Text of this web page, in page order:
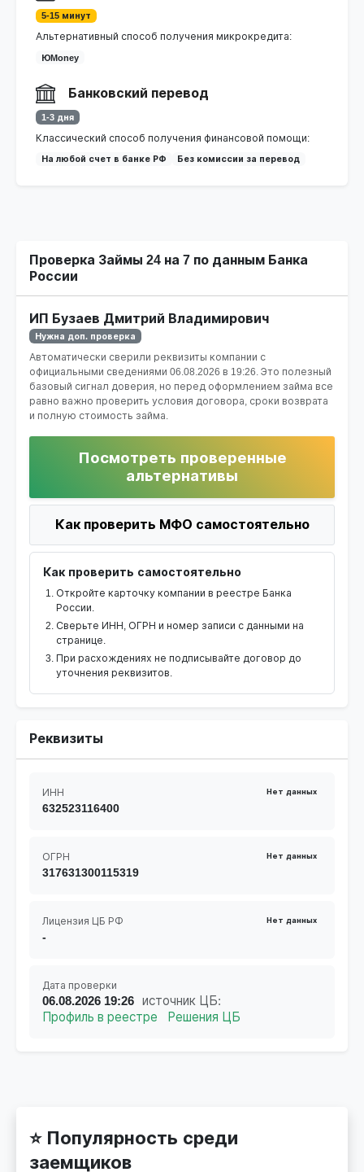
5-15 минут
Альтернативный способ получения микрокредита:
ЮMoney
Банковский перевод
1-3 дня
Классический способ получения финансовой помощи:
На любой счет в банке РФ Без комиссии за перевод
Проверка Займы 24 на 7 по данным Банка
России
ИП Бузаев Дмитрий Владимирович
Нужна доп. проверка
Автоматически сверили реквизиты компании с
официальными сведениями 06.08.2026 в 19:26 . Это полезный
базовый сигнал доверия, но перед оформлением займа все
равно важно проверить условия договора, сроки возврата
и полную стоимость займа.
Посмотреть проверенные
альтернативы
Как проверить МФО самостоятельно
Как проверить самостоятельно
Откройте карточку компании в реестре Банка
России.
Сверьте ИНН, ОГРН и номер записи с данными на
странице.
При расхождениях не подписывайте договор до
уточнения реквизитов.
Реквизиты
ИНН Нет данных
632523116400
ОГРН Нет данных
317631300115319
Лицензия ЦБ РФ Нет данных
-
Дата проверки
06.08.2026 19:26 источник ЦБ:
Профиль в реестре
Решения ЦБ
⭐ Популярность среди
заемщиков